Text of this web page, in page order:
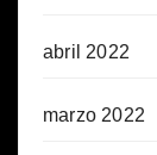
abril 2022
marzo 2022